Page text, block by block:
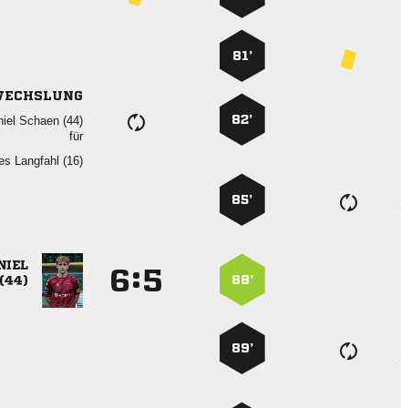
81’
 
für
 
82’
85’
: 88’
89’